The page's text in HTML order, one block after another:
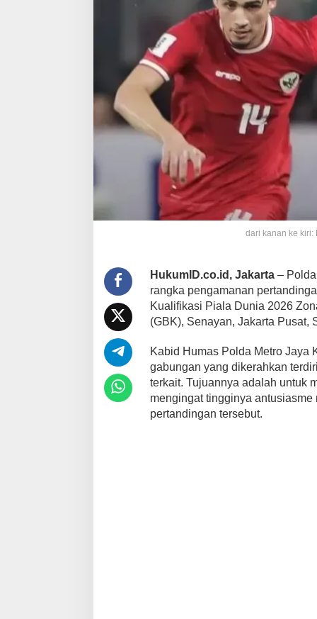
dari kanan ke kiri:
HukumID.co.id, Jakarta– Polda
rangka pengamanan
Kualifikasi Piala Dunia 2026
(GBK), Senayan, Jakarta Pusat,
Kabid Humas Polda Metro Jaya
gabungan yang dikerahkan
terkait. Tujuannya adalah untuk
mengingat tingginya
pertandingan tersebut.